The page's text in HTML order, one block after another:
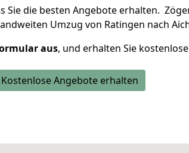
Sie die besten Angebote erhalten.
Umzug von Ratingen nach
aus, und erhalten Sie
Kostenlose Angebote erhalten